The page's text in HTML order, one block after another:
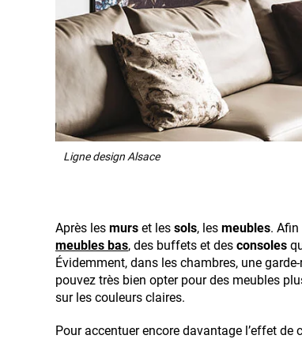
Ligne design Alsace
Après les murs et les sols, les meubles.
meubles bas, des buffets et des consoles
Évidemment, dans les chambres, une
pouvez très bien opter pour des meubles
sur les couleurs claires.
Pour accentuer encore davantage l’effet de